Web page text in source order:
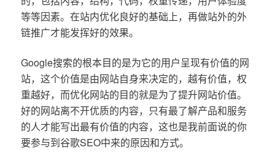
等等因素。在站内优化良好的基础上，再做站外的外
链推广才能发挥好的效果。
Google搜索的根本目的是为它的用户呈现有价值的网
站，这个价值是由网站自身来决定的，越有价值，权
重越好，而优化网站的目的就是为了提升网站价值。
好的网站离不开优质的内容，只有最了解产品和服务
的人才能写出最有价值的内容，这也是我前面说的你
要参与到谷歌SEO中来的原因和方式。